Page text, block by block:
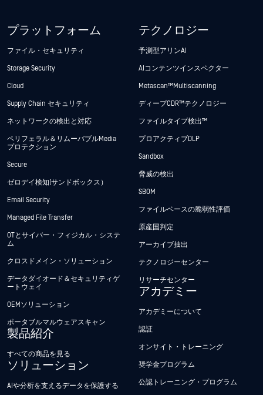
プラットフォーム
ファイル・セキュリティ
Storage Security
Cloud
Supply Chain セキュリティ
ネットワークの検出と対応
ペリフェラル＆リムーバブルMedia
プロテクション
Secure
ゼロデイ検知(サンドボックス）
Email Security
Managed File Transfer
OTとサイバー・フィジカル・システ
ム
クロスドメイン・ソリューション
データダイオード＆セキュリティゲ
ートウェイ
OEMソリューション
ポータブルマルウェアスキャン
製品紹介
すべての商品を見る
ソリューション
AIや分析を支えるデータを保護する
テクノロジー
予測型アリンAI
AIコンテンツインスペクター
Metascan™ Multiscanning
ディープCDR™テクノロジー
ファイルタイプ検出™
プロアクティブDLP
Sandbox
脅威の検出
SBOM
ファイルベースの脆弱性評価
原産国判定
アーカイブ抽出
テクノロジーセンター
リサーチセンター
アカデミー
アカデミーについて
認証
オンサイト・トレーニング
奨学金プログラム
公認トレーニング・プログラム